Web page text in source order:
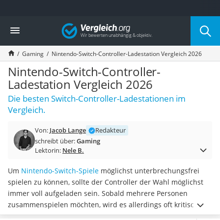
Die beliebtesten Vergleiche nach Kategorie
Elektronik
Powerstation
Monitor 32 Zoll 4K
Fernseher
Drucker
Desktop-PC
Monitor
Diascanner
Laser-Multifunktionsdrucker
Powerline-Adapter
Powerstation mit Solarpanel
Soundbar
17-Zoll-Laptop
Satellitenschüssel
Gaming-Headset
Schnurloses Telefon
Vergleich
Gaming Nintendo-Switch-Controller-Ladestation Vergleich 2026
Nintendo-Switch-Controller-
Ladestation Vergleich 2026
Die besten Switch-Controller-Ladestationen im
Vergleich.
Von: Jacob Lange
Redakteur
schreibt über:Gaming
Lektorin: Nele B.
Um Nintendo-Switch-Spiele möglichst unterbrechungsfrei
spielen zu können, sollte der Controller der Wahl möglichst
immer voll aufgeladen sein. Sobald mehrere Personen
zusammenspielen möchten, wird es allerdings oft kritisch,
denn die Lademöglichkeiten an der Konsole sind begrenzt.